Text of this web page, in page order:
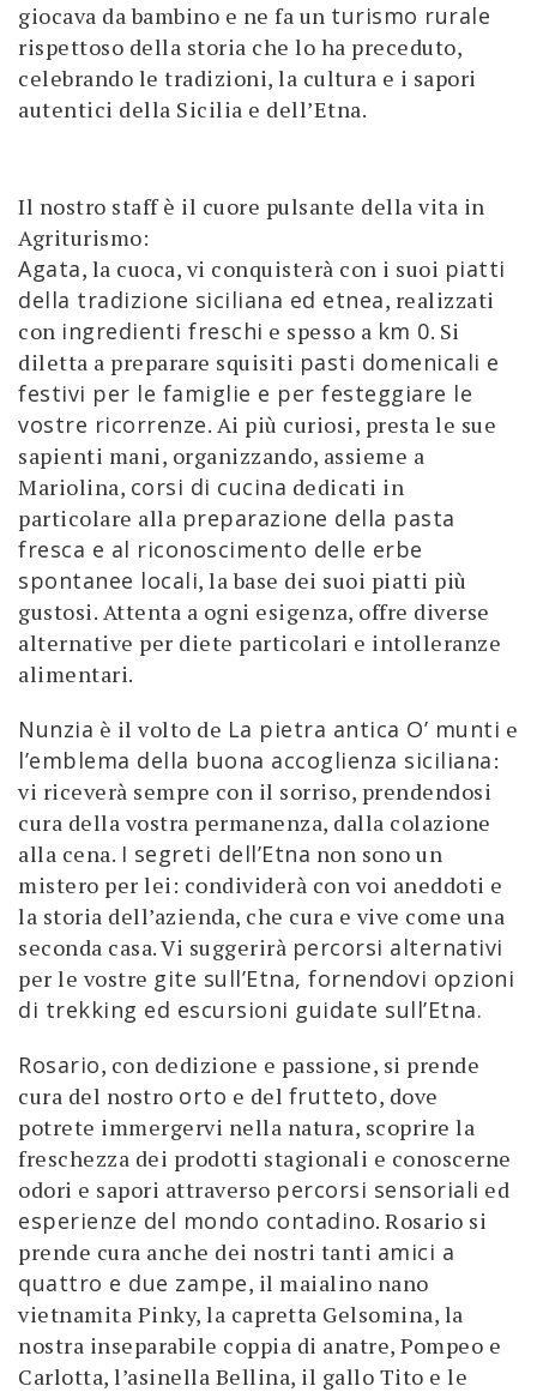
giocava da bambino e ne fa un turismo rurale
rispettoso della storia che lo ha preceduto,
celebrando le tradizioni, la cultura e i sapori
autentici della Sicilia e dell’Etna.
Il nostro staff è il cuore pulsante della vita in
Agriturismo:
Agata, la cuoca, vi conquisterà con i suoi piatti
della tradizione siciliana ed etnea, realizzati
con ingredienti freschi e spesso a km 0. Si
diletta a preparare squisiti pasti domenicali e
festivi per le famiglie e per festeggiare le
vostre ricorrenze. Ai più curiosi, presta le sue
sapienti mani, organizzando, assieme a
Mariolina, corsi di cucina dedicati in
particolare alla preparazione della pasta
fresca e al riconoscimento delle erbe
spontanee locali, la base dei suoi piatti più
gustosi. Attenta a ogni esigenza, offre diverse
alternative per diete particolari e intolleranze
alimentari.
Nunzia è il volto de La pietra antica O’ munti e
l’emblema della buona accoglienza siciliana:
vi riceverà sempre con il sorriso, prendendosi
cura della vostra permanenza, dalla colazione
alla cena. I segreti dell’Etna non sono un
mistero per lei: condividerà con voi aneddoti e
la storia dell’azienda, che cura e vive come una
seconda casa. Vi suggerirà percorsi alternativi
per le vostre gite sull’Etna, fornendovi opzioni
di trekking ed escursioni guidate sull’Etna.
Rosario, con dedizione e passione, si prende
cura del nostro orto e del frutteto, dove
potrete immergervi nella natura, scoprire la
freschezza dei prodotti stagionali e conoscerne
odori e sapori attraverso percorsi sensoriali ed
esperienze del mondo contadino. Rosario si
prende cura anche dei nostri tanti amici a
quattro e due zampe, il maialino nano
vietnamita Pinky, la capretta Gelsomina, la
nostra inseparabile coppia di anatre, Pompeo e
Carlotta, l’asinella Bellina, il gallo Tito e le